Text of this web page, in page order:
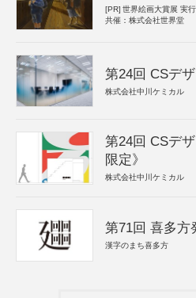
[PR] 世界絵画大賞展 実
共催：株式会社世界堂
第24回 CSデ
株式会社中川ケミカル
第24回 CSデ
限定》
株式会社中川ケミカル
第71回 喜多方
漢字のまち喜多方